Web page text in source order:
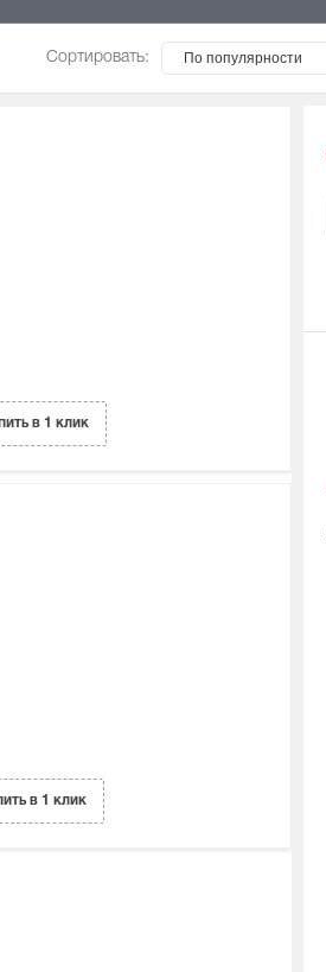
Сортировать: По популярности
в 1 клик
в 1 клик